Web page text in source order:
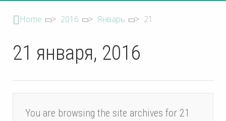
Home > 2016 > Январь > 21
21 января, 2016
You are browsing the site archives for 21